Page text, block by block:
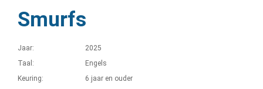
Smurfs
Jaar:
2025
Taal:
Engels
Keuring:
6 jaar en ouder